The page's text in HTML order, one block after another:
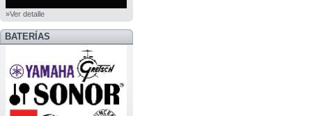
»Ver detalle
BATERÍAS